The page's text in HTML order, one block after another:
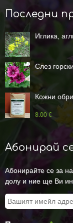
Последни
Иглика,
Слез
Кожни
8.00 €
Абонирай
Абонирайте се за
долу и ние ще Ви